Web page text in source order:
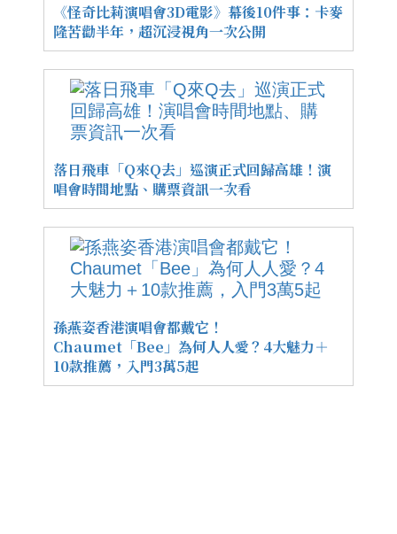
《怪奇比莉演唱會3D電影》幕後10件事：卡麥
隆苦勸半年，超沉浸視角一次公開
落日飛車「Q來Q去」巡演正式回歸高雄！演
唱會時間地點、購票資訊一次看
孫燕姿香港演唱會都戴它！
Chaumet「Bee」為何人人愛？4大魅力＋
10款推薦，入門3萬5起